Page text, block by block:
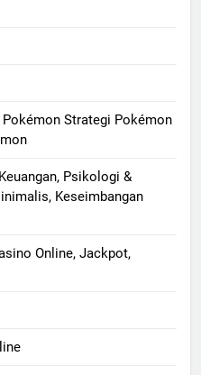
Strategi Pokémon
Psikologi &
Keseimbangan
Online, Jackpot,